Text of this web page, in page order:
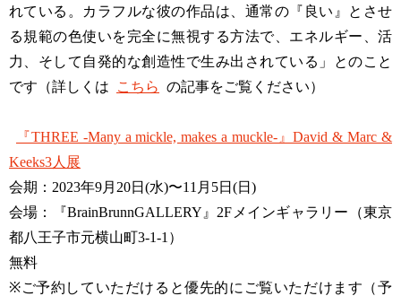
れている。カラフルな彼の作品は、通常の『良い』とさせ
る規範の色使いを完全に無視する方法で、エネルギー、活
力、そして自発的な創造性で生み出されている」とのこと
です（詳しくは
こちら の記事をご覧ください）
『THREE -Many a mickle, makes a muckle-』David & Marc &
Keeks3人展
会期：2023年9月20日(水)〜11月5日(日)
会場：『BrainBrunnGALLERY』2Fメインギャラリー（東京
都八王子市元横山町3-1-1）
無料
※ご予約していただけると優先的にご覧いただけます（予